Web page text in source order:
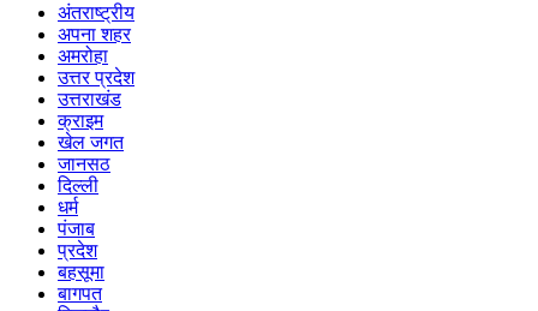
अंतराष्ट्रीय
अपना शहर
अमरोहा
उत्तर प्रदेश
उत्तराखंड
क्राइम
खेल जगत
जानसठ
दिल्ली
धर्म
पंजाब
प्रदेश
बहसूमा
बागपत